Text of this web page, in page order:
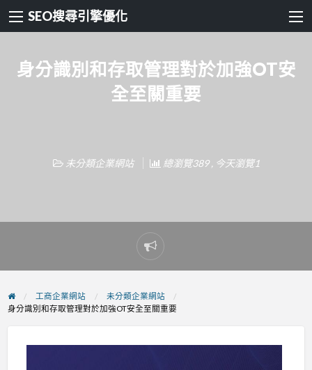
SEO搜尋引擎優化
身分識別和存取管理對於加強OT安
全至關重要
未分類企業網站 總瀏覽389 , 今天瀏覽1
Report
problem
工商企業網站
未分類企業網站
身分識別和存取管理對於加強OT安全至關重要